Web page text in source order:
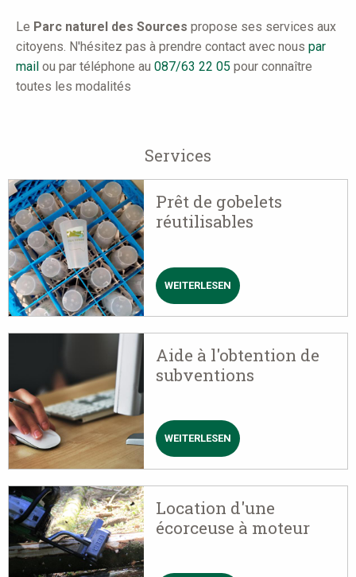
Le Parc naturel des Sources propose ses services aux
citoyens. N'hésitez pas à prendre contact avec nous par
mail ou par téléphone au 087/63 22 05 pour connaître
toutes les modalités
Services
Prêt de gobelets
réutilisables
WEITERLESEN ÜBER
PRÊT
DE
GOBELETS
RÉUTILISABLES
Aide à l'obtention de
subventions
WEITERLESEN ÜBER
AIDE
À
L'OBTENTION
DE
SUBVENTIONS
Location d'une
écorceuse à moteur